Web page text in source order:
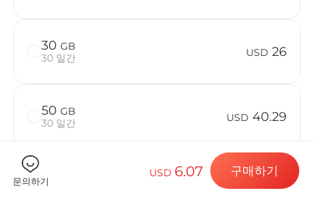
목적지 및 데
eSIM 설치하
데이터 요금
30 GB
30 일간
USD 26
50 GB
30 일간
USD 40.29
문의하기
USD 6.07 구매하기